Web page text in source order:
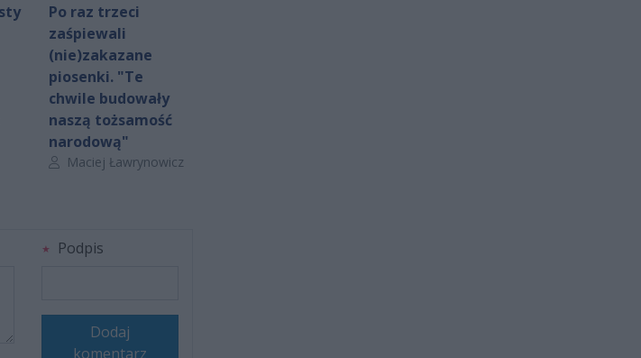
Po raz trzeci
zaśpiewali
(nie)zakazane
piosenki. "Te
chwile budowały
naszą tożsamość
narodową"
Autor artykułu:
Maciej Ławrynowicz
Podpis
Dodaj
komentarz